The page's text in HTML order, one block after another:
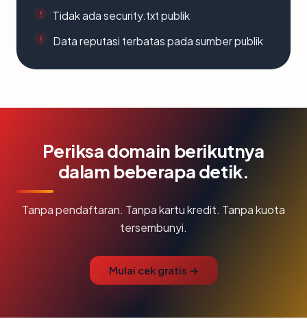
Tidak ada security.txt publik
Data reputasi terbatas pada sumber publik
Periksa domain berikutnya
dalam beberapa detik.
Tanpa pendaftaran. Tanpa kartu kredit. Tanpa kuota
tersembunyi.
Mulai cek gratis →